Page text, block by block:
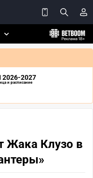
2027
и расписание
Жака Клузо в